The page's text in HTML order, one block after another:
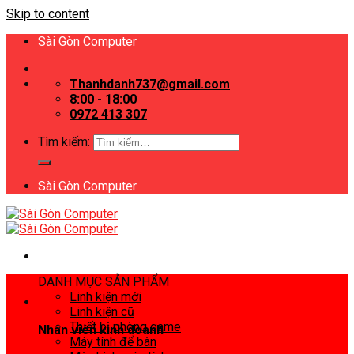
Skip to content
Sài Gòn Computer
Thanhdanh737@gmail.com
8:00 - 18:00
0972 413 307
Tìm kiếm:
Sài Gòn Computer
Nhân viên kinh doanh
DANH MỤC SẢN PHẨM
Linh kiện mới
Linh kiện cũ
Thiết bị phòng game
Máy tính để bàn